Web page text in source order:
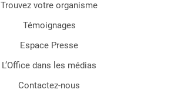
Trouvez votre organisme
Témoignages
Espace Presse
L’Office dans les médias
Contactez-nous